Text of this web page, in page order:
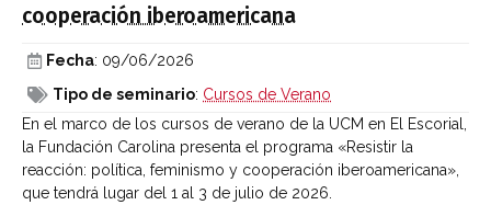
cooperación iberoamericana
Fecha: 09/06/2026
Tipo de seminario: Cursos de Verano
En el marco de los cursos de verano de la UCM en El Escorial,
la Fundación Carolina presenta el programa «Resistir la
reacción: política, feminismo y cooperación iberoamericana»,
que tendrá lugar del 1 al 3 de julio de 2026.